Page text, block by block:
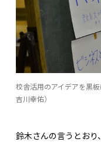
校舎活用のアイデアを黒
吉川幸佑）
鈴木さんの言うとお